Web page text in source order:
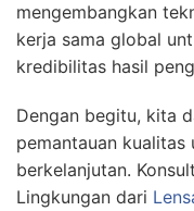
mengembangkan
kerja sama global
kredibilitas hasil
Dengan begitu, kita
pemantauan
berkelanjutan.
Lingkungan dari